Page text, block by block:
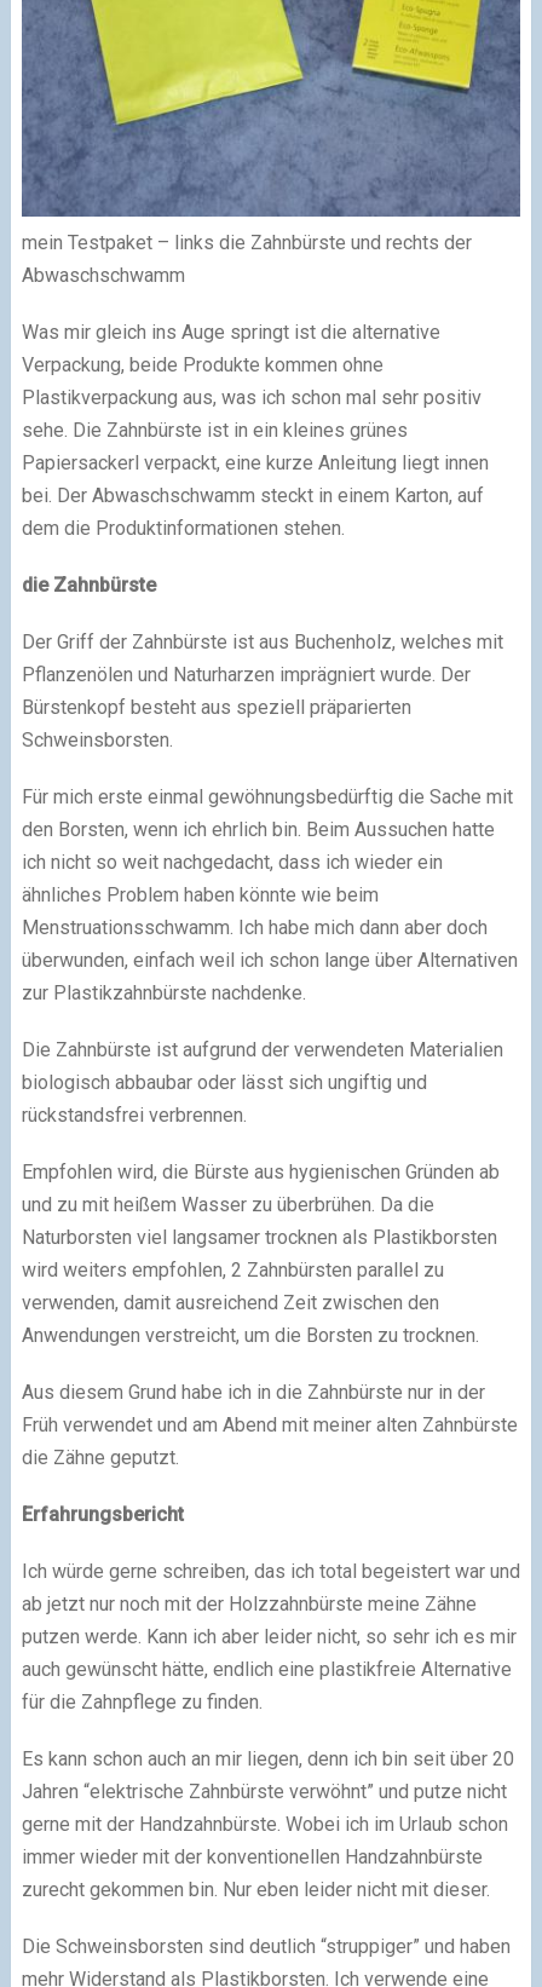
mein Testpaket – links die Zahnbürste und rechts der
Abwaschschwamm
Was mir gleich ins Auge springt ist die alternative
Verpackung, beide Produkte kommen ohne
Plastikverpackung aus, was ich schon mal sehr positiv
sehe. Die Zahnbürste ist in ein kleines grünes
Papiersackerl verpackt, eine kurze Anleitung liegt innen
bei. Der Abwaschschwamm steckt in einem Karton, auf
dem die Produktinformationen stehen.
die Zahnbürste
Der Griff der Zahnbürste ist aus Buchenholz, welches mit
Pflanzenölen und Naturharzen imprägniert wurde. Der
Bürstenkopf besteht aus speziell präparierten
Schweinsborsten.
Für mich erste einmal gewöhnungsbedürftig die Sache mit
den Borsten, wenn ich ehrlich bin. Beim Aussuchen hatte
ich nicht so weit nachgedacht, dass ich wieder ein
ähnliches Problem haben könnte wie beim
Menstruationsschwamm. Ich habe mich dann aber doch
überwunden, einfach weil ich schon lange über Alternativen
zur Plastikzahnbürste nachdenke.
Die Zahnbürste ist aufgrund der verwendeten Materialien
biologisch abbaubar oder lässt sich ungiftig und
rückstandsfrei verbrennen.
Empfohlen wird, die Bürste aus hygienischen Gründen ab
und zu mit heißem Wasser zu überbrühen. Da die
Naturborsten viel langsamer trocknen als Plastikborsten
wird weiters empfohlen, 2 Zahnbürsten parallel zu
verwenden, damit ausreichend Zeit zwischen den
Anwendungen verstreicht, um die Borsten zu trocknen.
Aus diesem Grund habe ich in die Zahnbürste nur in der
Früh verwendet und am Abend mit meiner alten Zahnbürste
die Zähne geputzt.
Erfahrungsbericht
Ich würde gerne schreiben, das ich total begeistert war und
ab jetzt nur noch mit der Holzzahnbürste meine Zähne
putzen werde. Kann ich aber leider nicht, so sehr ich es mir
auch gewünscht hätte, endlich eine plastikfreie Alternative
für die Zahnpflege zu finden.
Es kann schon auch an mir liegen, denn ich bin seit über 20
Jahren “elektrische Zahnbürste verwöhnt” und putze nicht
gerne mit der Handzahnbürste. Wobei ich im Urlaub schon
immer wieder mit der konventionellen Handzahnbürste
zurecht gekommen bin. Nur eben leider nicht mit dieser.
Die Schweinsborsten sind deutlich “struppiger” und haben
mehr Widerstand als Plastikborsten. Ich verwende eine